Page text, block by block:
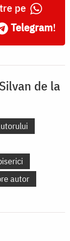
pe
Telegram!
de la
autor